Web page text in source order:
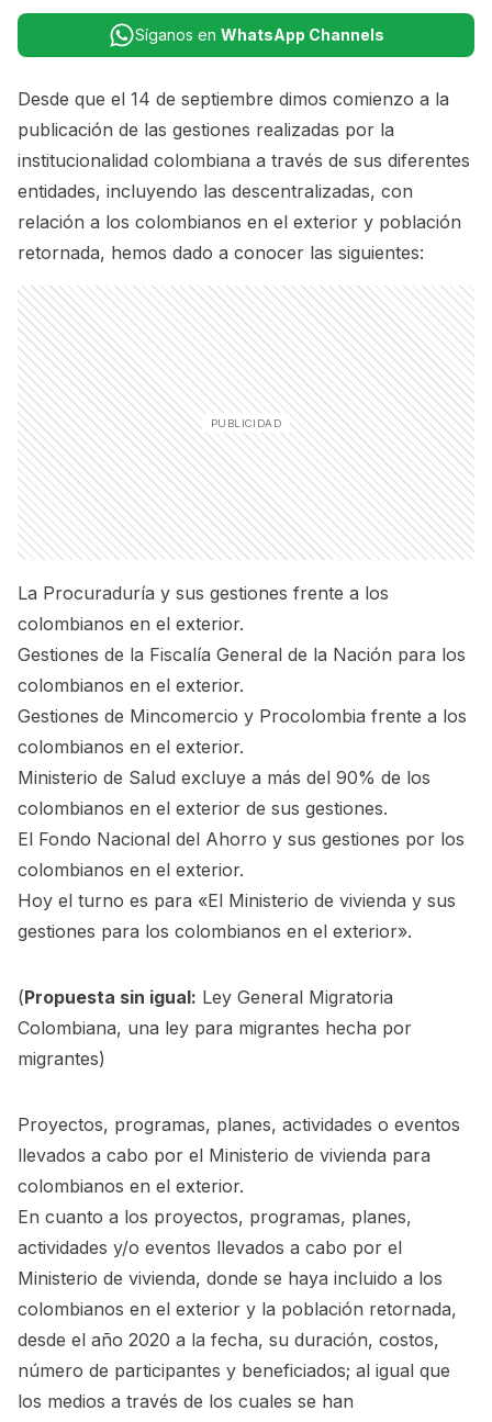
Síganos en WhatsApp Channels
Desde que el 14 de septiembre dimos comienzo a la
publicación de las gestiones realizadas por la
institucionalidad colombiana a través de sus diferentes
entidades, incluyendo las descentralizadas, con
relación a los colombianos en el exterior y población
retornada, hemos dado a conocer las siguientes:
La Procuraduría y sus gestiones frente a los
colombianos en el exterior.
Gestiones de la Fiscalía General de la Nación para los
colombianos en el exterior.
Gestiones de Mincomercio y Procolombia frente a los
colombianos en el exterior.
Ministerio de Salud excluye a más del 90% de los
colombianos en el exterior de sus gestiones.
El Fondo Nacional del Ahorro y sus gestiones por los
colombianos en el exterior.
Hoy el turno es para «El Ministerio de vivienda y sus
gestiones para los colombianos en el exterior».
(Propuesta sin igual: Ley General Migratoria
Colombiana, una ley para migrantes hecha por
migrantes)
Proyectos, programas, planes, actividades o eventos
llevados a cabo por el Ministerio de vivienda para
colombianos en el exterior.
En cuanto a los proyectos, programas, planes,
actividades y/o eventos llevados a cabo por el
Ministerio de vivienda, donde se haya incluido a los
colombianos en el exterior y la población retornada,
desde el año 2020 a la fecha, su duración, costos,
número de participantes y beneficiados; al igual que
los medios a través de los cuales se han